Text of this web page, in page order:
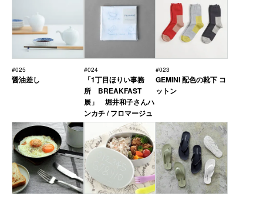
#025
醤油差し
#024
「1丁目ほりい事務
所 BREAKFAST
展」 堀井和子さんハ
ンカチ / フロマージュ
#023
GEMINI 配色の靴下 コ
ットン